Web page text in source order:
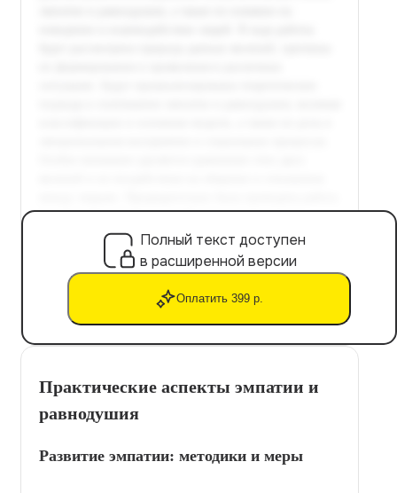
Полный текст доступен
в расширенной версии
Оплатить 399 р.
Практические аспекты эмпатии и
равнодушия
Развитие эмпатии: методики и меры